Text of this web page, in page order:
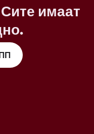
имаат